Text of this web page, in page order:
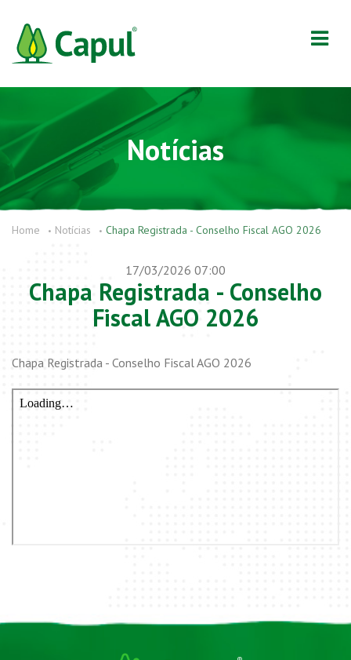
Notícias
Home Notícias Chapa Registrada - Conselho Fiscal AGO 2026
17/03/2026 07:00
Chapa Registrada - Conselho
Fiscal AGO 2026
Chapa Registrada - Conselho Fiscal AGO 2026